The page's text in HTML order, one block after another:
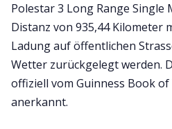
Polestar 3 Long Range
Distanz von 935,44 Kilometer
Ladung auf öffentlichen
Wetter zurückgelegt werden.
offiziell vom Guinness Book of
anerkannt.